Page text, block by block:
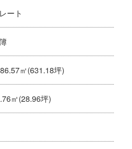
ート
㎡(631.18坪)
㎡(28.96坪)